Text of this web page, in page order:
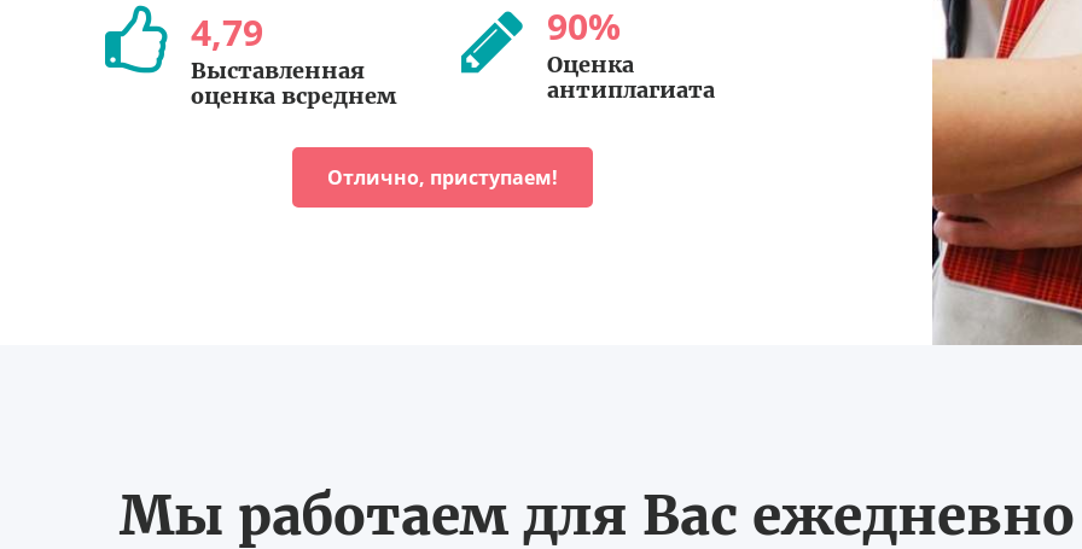
4,79
Выставленная
оценка всреднем
90%
Оценка
антиплагиата
Отлично, приступаем!
Мы работаем для Вас ежедневно